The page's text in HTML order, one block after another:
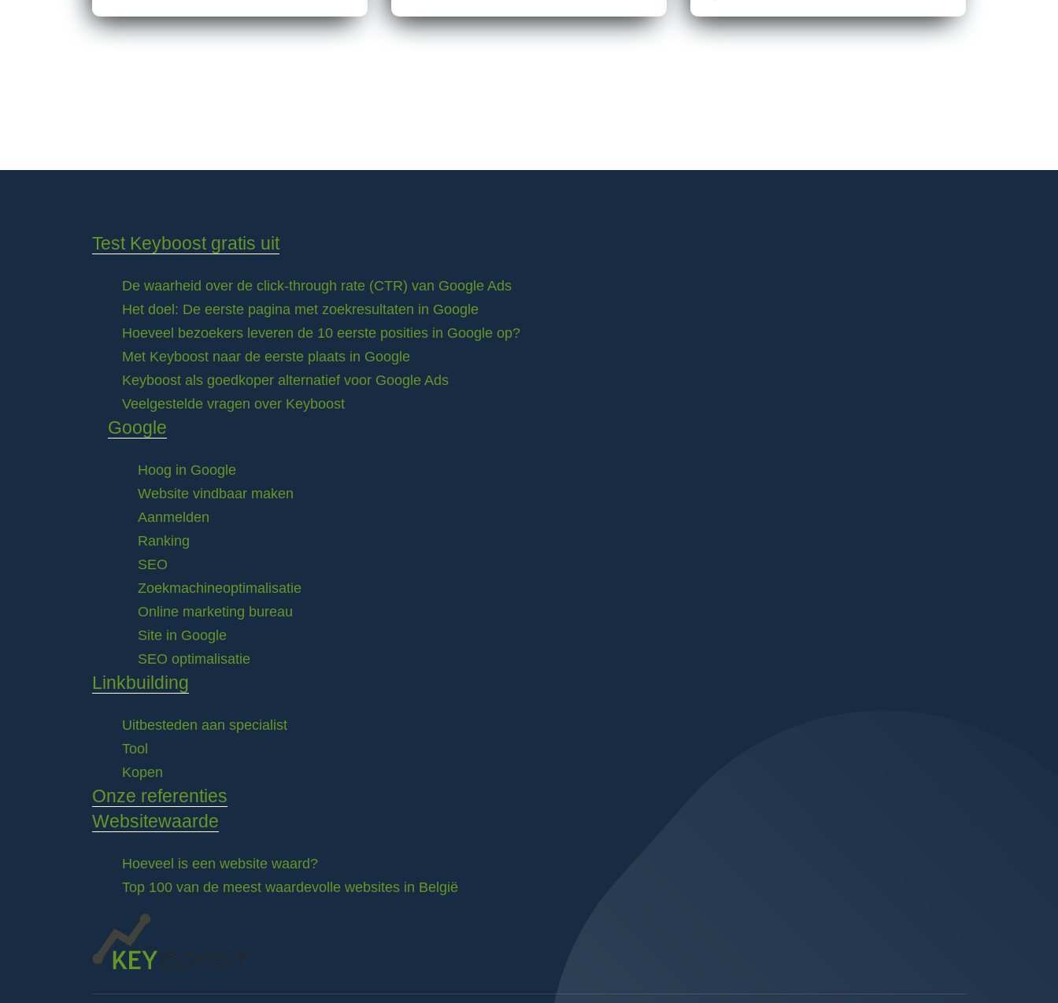
Test Keyboost gratis uit
De waarheid over de click-through rate (CTR) van Google Ads
Het doel: De eerste pagina met zoekresultaten in Google
Hoeveel bezoekers leveren de 10 eerste posities in Google op?
Met Keyboost naar de eerste plaats in Google
Keyboost als goedkoper alternatief voor Google Ads
Veelgestelde vragen over Keyboost
Google
Hoog in Google
Website vindbaar maken
Aanmelden
Ranking
SEO
Zoekmachineoptimalisatie
Online marketing bureau
Site in Google
SEO optimalisatie
Linkbuilding
Uitbesteden aan specialist
Tool
Kopen
Onze referenties
Websitewaarde
Hoeveel is een website waard?
Top 100 van de meest waardevolle websites in België